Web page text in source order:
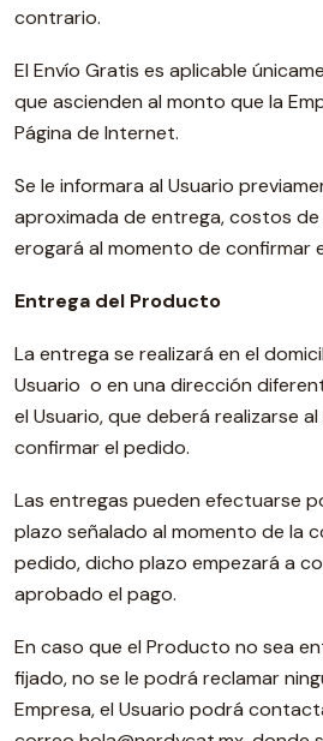
contrario.
El Envío Gratis es aplicable
que ascienden al monto que la
Página de Internet.
Se le informara al Usuario
aproximada de entrega, costos
erogará al momento de confirmar
Entrega del Producto
La entrega se realizará en el
Usuario o en una dirección
el Usuario, que deberá realizarse
confirmar el pedido.
Las entregas pueden efectuarse
plazo señalado al momento de la
pedido, dicho plazo empezará a
aprobado el pago.
En caso que el Producto no sea
fijado, no se le podrá reclamar
Empresa, el Usuario podrá